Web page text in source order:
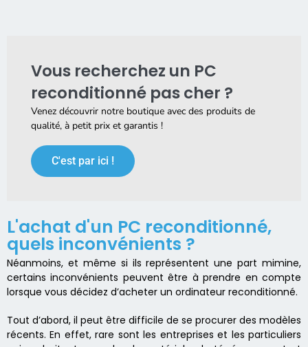
Vous recherchez un PC
reconditionné pas cher ?
Venez découvrir notre boutique avec des produits de
qualité, à petit prix et garantis !
C'est par ici !
L'achat d'un PC reconditionné,
quels inconvénients ?
Néanmoins, et même si ils représentent une part mimine,
certains inconvénients peuvent être à prendre en compte
lorsque vous décidez d’acheter un ordinateur reconditionné.
Tout d’abord, il peut être difficile de se procurer des modèles
récents. En effet, rare sont les entreprises et les particuliers